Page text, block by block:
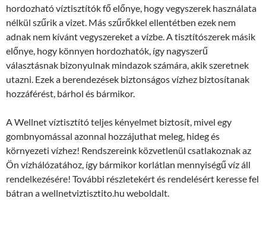
hordozható víztisztítók fő előnye, hogy vegyszerek használata
nélkül szűrik a vizet. Más szűrőkkel ellentétben ezek nem
adnak nem kívánt vegyszereket a vízbe. A tisztítószerek másik
előnye, hogy könnyen hordozhatók, így nagyszerű
választásnak bizonyulnak mindazok számára, akik szeretnek
utazni. Ezek a berendezések biztonságos vízhez biztosítanak
hozzáférést, bárhol és bármikor.
A Wellnet víztisztító teljes kényelmet biztosít, mivel egy
gombnyomással azonnal hozzájuthat meleg, hideg és
környezeti vízhez! Rendszereink közvetlenül csatlakoznak az
Ön vízhálózatához, így bármikor korlátlan mennyiségű víz áll
rendelkezésére! További részletekért és rendelésért keresse fel
bátran a wellnetviztisztito.hu weboldalt.